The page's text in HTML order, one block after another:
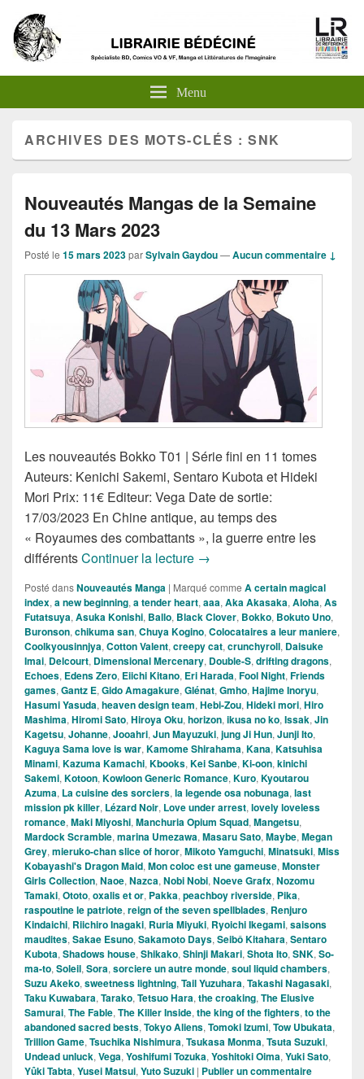
Menu
ARCHIVES DES MOTS-CLÉS :SNK
Nouveautés Mangas de la Semaine
du 13 Mars 2023
Posté le 15 mars 2023parSylvain Gaydou—Aucun commentaire ↓
Les nouveautés Bokko T01 | Série fini en 11 tomes
Auteurs: Kenichi Sakemi, Sentaro Kubota et Hideki
Mori Prix: 11€ Editeur: Vega Date de sortie:
17/03/2023 En Chine antique, au temps des
« Royaumes des combattants », la guerre entre les
différentsContinuer la lecture Nouveautés Mangas de la
→
Posté dansNouveautés Manga | Marqué comme A certain magical
index, a new beginning, a tender heart, aaa, Aka Akasaka, Aloha, As
Futatsuya, Asuka Konishi, Ballo, Black Clover, Bokko, Bokuto Uno,
Buronson, chikuma san, Chuya Kogino, Colocataires a leur maniere,
Coolkyousinnjya, Cotton Valent, creepy cat, crunchyroll, Daisuke
Imai, Delcourt, Dimensional Mercenary, Double-S, drifting dragons,
Echoes, Edens Zero, Eiichi Kitano, Eri Harada, Fool Night, Friends
games, Gantz E, Gido Amagakure, Glénat, Gmho, Hajime Inoryu,
Hasumi Yasuda, heaven design team, Hebi-Zou, Hideki mori, Hiro
Mashima, Hiromi Sato, Hiroya Oku, horizon, ikusa no ko, Issak, Jin
Kagetsu, Johanne, Jooahri, Jun Mayuzuki, jung Ji Hun, Junji Ito,
Kaguya Sama love is war, Kamome Shirahama, Kana, Katsuhisa
Minami, Kazuma Kamachi, Kbooks, Kei Sanbe, Ki-oon, kinichi
Sakemi, Kotoon, Kowloon Generic Romance, Kuro, Kyoutarou
Azuma, La cuisine des sorciers, la legende osa nobunaga, last
mission pk killer, Lézard Noir, Love under arrest, lovely loveless
romance, Maki Miyoshi, Manchuria Opium Squad, Mangetsu,
Mardock Scramble, marina Umezawa, Masaru Sato, Maybe, Megan
Grey, mieruko-chan slice of horor, Mikoto Yamguchi, Minatsuki, Miss
Kobayashi's Dragon Maid, Mon coloc est une gameuse, Monster
Girls Collection, Naoe, Nazca, Nobi Nobi, Noeve Grafx, Nozomu
Tamaki, Ototo, oxalis et or, Pakka, peachboy riverside, Pika,
raspoutine le patriote, reign of the seven spellblades, Renjuro
Kindaichi, Riichiro Inagaki, Ruria Miyuki, Ryoichi Ikegami, saisons
maudites, Sakae Esuno, Sakamoto Days, Seibô Kitahara, Sentaro
Kubota, Shadows house, Shikako, Shinji Makari, Shota Ito, SNK, So-
ma-to, Soleil, Sora, sorciere un autre monde, soul liquid chambers,
Suzu Akeko, sweetness lightning, Tail Yuzuhara, Takashi Nagasaki,
Taku Kuwabara, Tarako, Tetsuo Hara, the croaking, The Elusive
Samurai, The Fable, The Killer Inside, the king of the fighters, to the
abandoned sacred bests, Tokyo Aliens, Tomoki Izumi, Tow Ubukata,
Trillion Game, Tsuchika Nishimura, Tsukasa Monma, Tsuta Suzuki,
Undead unluck, Vega, Yoshifumi Tozuka, Yoshitoki Oima, Yuki Sato,
Yûki Tabta, Yusei Matsui, Yuto Suzuki | Publier un commentaire